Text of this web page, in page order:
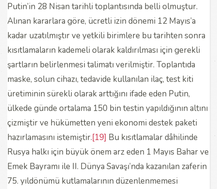
Putin’in 28 Nisan tarihli toplantısında belli olmuştur.
Alınan kararlara göre, ücretli izin dönemi 12 Mayıs’a
kadar uzatılmıştır ve yetkili birimlere bu tarihten sonra
kısıtlamaların kademeli olarak kaldırılması için gerekli
şartların belirlenmesi talimatı verilmiştir. Toplantıda
maske, solun cihazı, tedavide kullanılan ilaç, test kiti
üretiminin sürekli olarak arttığını ifade eden Putin,
ülkede günde ortalama 150 bin testin yapıldığının altını
çizmiştir ve hükümetten yeni ekonomi destek paketi
hazırlamasını istemiştir.[19] Bu kısıtlamalar dâhilinde
Rusya halkı için büyük önem arz eden 1 Mayıs Bahar ve
Emek Bayramı ile II. Dünya Savaşı’nda kazanılan zaferin
75. yıldönümü kutlamalarının düzenlenmemesi